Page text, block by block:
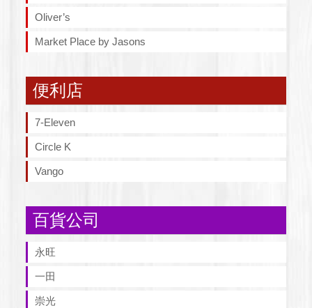
Oliver’s
Market Place by Jasons
便利店
7-Eleven
Circle K
Vango
百貨公司
永旺
一田
崇光